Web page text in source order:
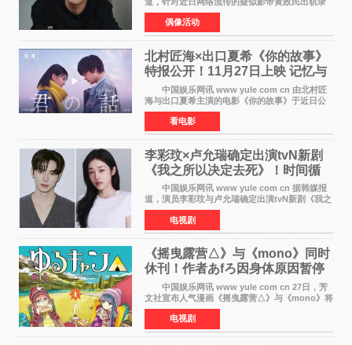
音及短信爆料，黄政民所属经纪公司于今日正式
发表声明，明确否认相关传闻。 公司表示，
爆料者是一名长
偶像活动
北村匠海×出口夏希《你的故事》
特报公开！11月27日上映 记忆与
初恋的奇幻交织
中国娱乐网讯 www yule com cn 由北村匠
海与出口夏希主演的电影《你的故事》于近日公
开特报影像，正式定档11月27日上映。 本片
改编自三秋缒同名小说，编剧由曾执笔《孤独摇
滚！》的吉田惠
看电影
李彩玟×卢允瑞确定出演tvN新剧
《我之所以决定去死》！时间循
环青春爱情来袭
中国娱乐网讯 www yule com cn 据韩媒报
道，演员李彩玟与卢允瑞确定出演tvN新剧《我之
所以决定去死》，分别担任男女主角。该剧预计
将于明年播出，引发观众期待。 本剧改编自
NAVER同名人气
电视剧
《摇曳露营△》与《mono》同时
休刊！作者あfろ因身体原因暂停
双连载
中国娱乐网讯 www yule com cn 27日，芳
文社宣布人气漫画《摇曳露营△》与《mono》将
暂停连载一段时间，原因是漫画家あfろ身体状况
不佳。 编辑部表示：一直承蒙各位对
《mono》的喜爱，
电视剧